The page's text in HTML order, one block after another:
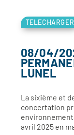
TELECHARGER
08/04/
LUNEL
La sixième et
concertation
avril 2025 en